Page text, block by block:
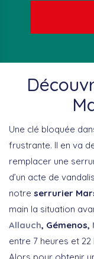
Une clé bloquée
frustrante. Il en va
remplacer une
d’un acte de
notre serrurier
main la situation
Allauch, Gémenos,
entre 7 heures et